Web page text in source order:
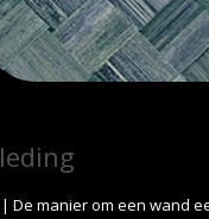
De manier om een wand